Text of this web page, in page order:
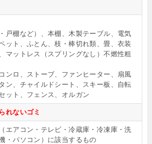
戸棚など）、本棚、木製テーブル、電気
ット、ふとん、枝・棒切れ類、畳、衣装
マットレス（スプリングなし）不燃性粗
ンロ、ストーブ、ファンヒーター、扇風
ン、チャイルドシート、スキー板、自転
ット、フェンス、オルガン
れないゴミ
エアコン・テレビ・冷蔵庫・冷凍庫・洗
・パソコン）に該当するもの